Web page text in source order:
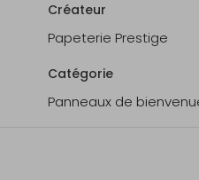
Créateur
Papeterie Prestige
Catégorie
Panneaux de